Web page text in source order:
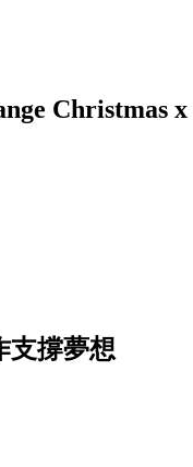
Christmas x
支撐夢想